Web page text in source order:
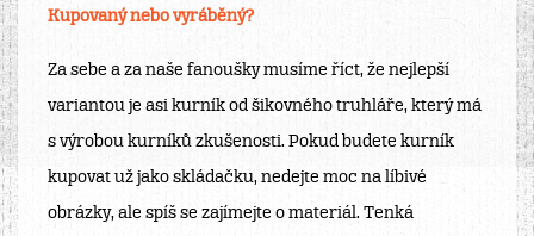
Kupovaný nebo vyráběný?
Za sebe a za naše fanoušky musíme říct, že nejlepší
variantou je asi kurník od šikovného truhláře, který má
s výrobou kurníků zkušenosti. Pokud budete kurník
kupovat už jako skládačku, nedejte moc na líbivé
obrázky, ale spíš se zajímejte o materiál. Tenká